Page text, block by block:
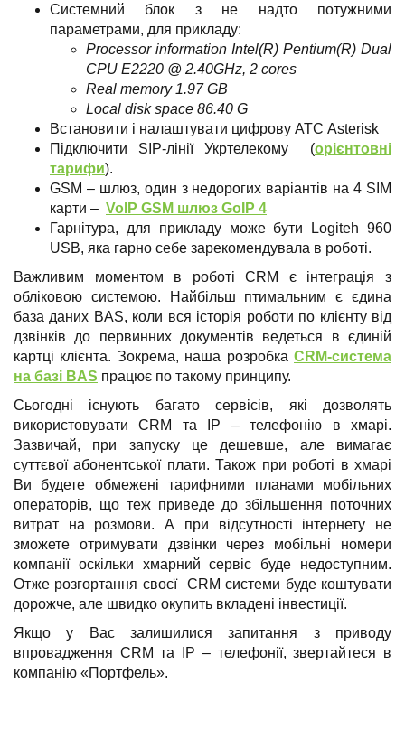
Системний блок з не надто потужними
параметрами, для прикладу:
Processor information Intel(R) Pentium(R) Dual
CPU E2220 @ 2.40GHz, 2 cores
Real memory 1.97 GB
Local disk space 86.40 G
Встановити і налаштувати цифрову АТС Asterisk
Підключити SIP-лінії Укртелекому (орієнтовні
тарифи).
GSM – шлюз, один з недорогих варіантів на 4 SIM
карти – VoIP GSM шлюз GoIP 4
Гарнітура, для прикладу може бути Logiteh 960
USB, яка гарно себе зарекомендувала в роботі.
Важливим моментом в роботі CRM є інтеграція з
обліковою системою. Найбільш птимальним є єдина
база даних BAS, коли вся історія роботи по клієнту від
дзвінків до первинних документів ведеться в єдиній
картці клієнта. Зокрема, наша розробка CRM-система
на базі BAS працює по такому принципу.
Сьогодні існують багато сервісів, які дозволять
використовувати CRM та ІР – телефонію в хмарі.
Зазвичай, при запуску це дешевше, але вимагає
суттєвої абонентської плати. Також при роботі в хмарі
Ви будете обмежені тарифними планами мобільних
операторів, що теж приведе до збільшення поточних
витрат на розмови. А при відсутності інтернету не
зможете отримувати дзвінки через мобільні номери
компанії оскільки хмарний сервіс буде недоступним.
Отже розгортання своєї CRM системи буде коштувати
дорожче, але швидко окупить вкладені інвестиції.
Якщо у Вас залишилися запитання з приводу
впровадження CRM та ІР – телефонії, звертайтеся в
компанію «Портфель».